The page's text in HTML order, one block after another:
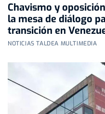
Chavismo y
la mesa de diálogo
transición en
NOTICIAS TALDEA MULTIMEDIA